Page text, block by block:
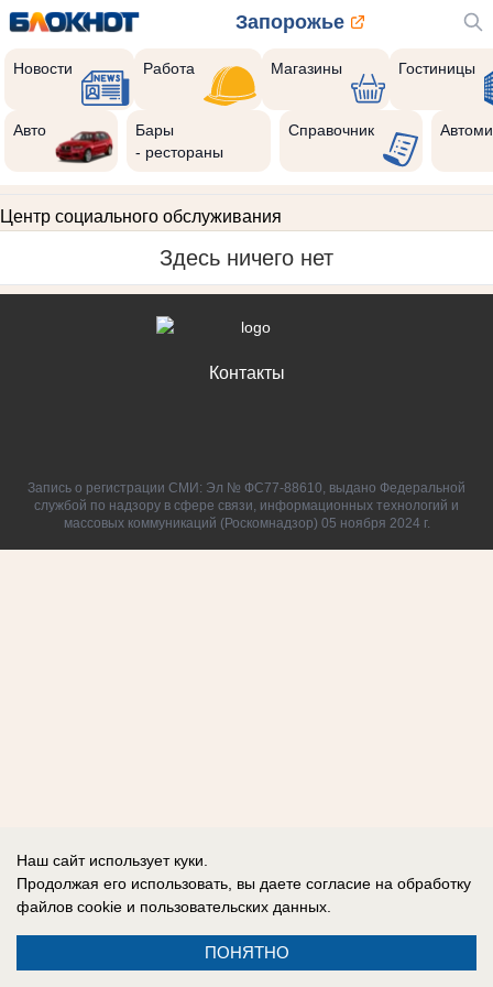
Запорожье
Новости Работа Магазины Гостиницы
Авто
Бары
- рестораны
Справочник
Центр социального обслуживания
Здесь ничего нет
Контакты
Запись о регистрации СМИ: Эл № ФС77-88610, выдано Федеральной
службой по надзору в сфере связи, информационных технологий и
массовых коммуникаций (Роскомнадзор) 05 ноября 2024 г.
Наш сайт использует куки.
Продолжая его использовать, вы даете согласие на обработку
файлов cookie и пользовательских данных.
ПОНЯТНО